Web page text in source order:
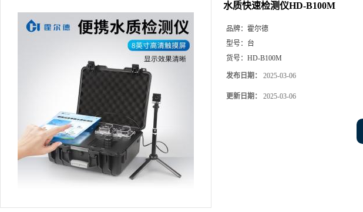
水质快速检测仪HD-B100M
品牌： 霍尔德
型号： 台
货号： HD-B100M
发布日期： 2025-03-06
更新日期： 2025-03-06